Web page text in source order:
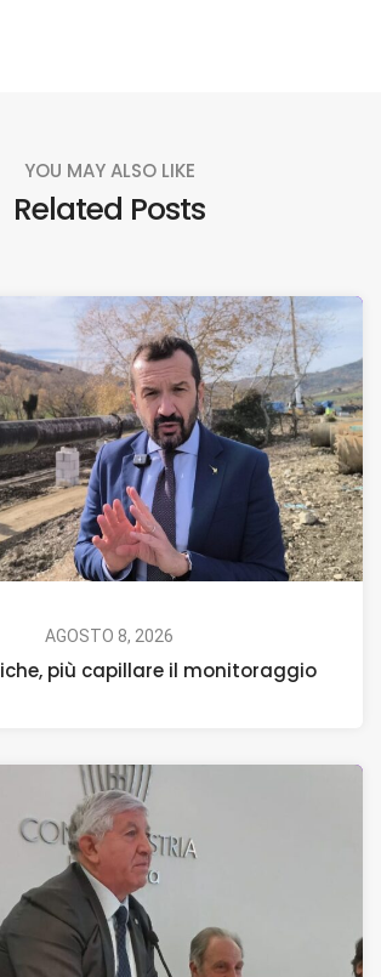
YOU MAY ALSO LIKE
Related Posts
AGOSTO 8, 2026
più capillare il monitoraggio